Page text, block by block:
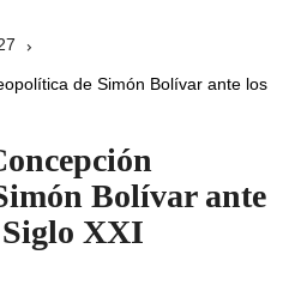
de Simón Bolívar ante los
Bolívar ante
Siglo XXI